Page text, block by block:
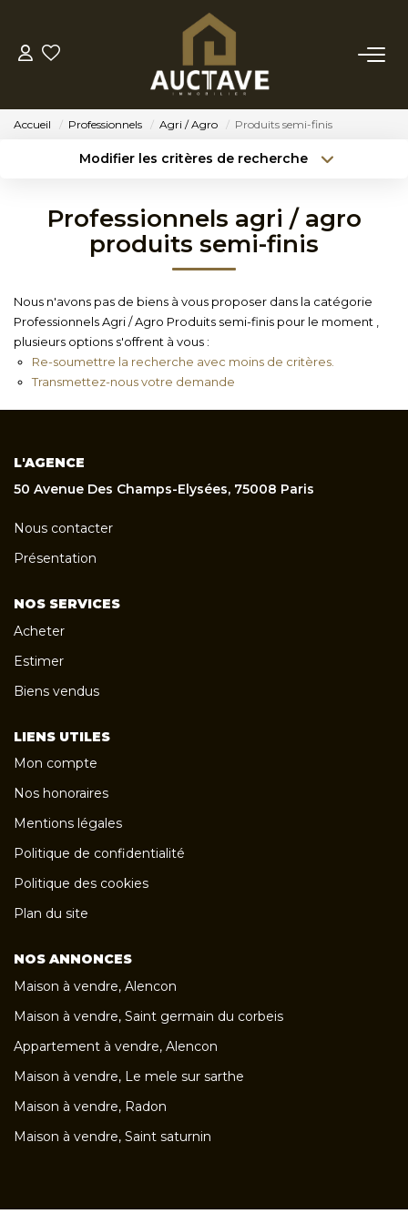
ACHETER
NOTRE AGENCE
NOTRE PHILOSOPHIE
CONTACT
Accueil Professionnels Agri / Agro Produits semi-finis
Modifier les critères de recherche
Type de bien
Surface min
Plus de critères Créer une alerte
Professionnels agri / agro
produits semi-finis
Nous n'avons pas de biens à vous proposer dans la catégorie
Professionnels Agri / Agro Produits semi-finis pour le moment ,
plusieurs options s'offrent à vous :
Re-soumettre la recherche avec moins de critères.
Transmettez-nous votre demande
L'AGENCE
50 Avenue Des Champs-Elysées, 75008 Paris
Nous contacter
Présentation
NOS SERVICES
Acheter
Estimer
Biens vendus
LIENS UTILES
Mon compte
Nos honoraires
Mentions légales
Politique de confidentialité
Politique des cookies
Plan du site
NOS ANNONCES
Maison à vendre, Alencon
Maison à vendre, Saint germain du corbeis
Appartement à vendre, Alencon
Maison à vendre, Le mele sur sarthe
Maison à vendre, Radon
Maison à vendre, Saint saturnin